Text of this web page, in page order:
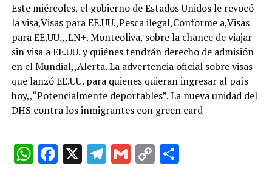
Este miércoles, el gobierno de Estados Unidos le revocó
la visa,Visas para EE.UU.,Pesca ilegal,Conforme a,Visas
para EE.UU.,,LN+. Monteoliva, sobre la chance de viajar
sin visa a EE.UU. y quiénes tendrán derecho de admisión
en el Mundial,,Alerta. La advertencia oficial sobre visas
que lanzó EE.UU. para quienes quieran ingresar al país
hoy,,“Potencialmente deportables”. La nueva unidad del
DHS contra los inmigrantes con green card
W F X T G C C